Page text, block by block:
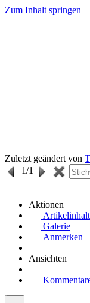
Zum Inhalt springen
Zuletzt geändert von
1/1
Aktionen
Artikelinhalt
Galerie
Anmerken
Ansichten